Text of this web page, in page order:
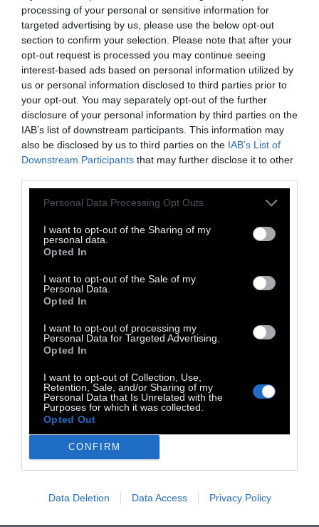
processing of your personal or sensitive information for
targeted advertising by us, please use the below opt-out
section to confirm your selection. Please note that after your
opt-out request is processed you may continue seeing
interest-based ads based on personal information utilized by
us or personal information disclosed to third parties prior to
your opt-out. You may separately opt-out of the further
disclosure of your personal information by third parties on the
IAB’s list of downstream participants. This information may
also be disclosed by us to third parties on the IAB’s List of
Downstream Participants that may further disclose it to other
Personal Data Processing Opt Outs
I want to opt-out of the Sharing of my
personal data.
Opted In
I want to opt-out of the Sale of my
Personal Data.
Opted In
I want to opt-out of processing my
Personal Data for Targeted Advertising.
Opted In
I want to opt-out of Collection, Use,
Retention, Sale, and/or Sharing of my
Personal Data that Is Unrelated with the
Purposes for which it was collected.
Opted Out
CONFIRM
Data Deletion Data Access Privacy Policy
κρατική χρηματοδότηση για το 2025),
διαπιστώθηκε ότι τα κόμματα/συνασπισμοί
που έλαβαν τακτική χρηματοδότηση για το
2025 δεν είχαν δημοσιεύσει ακόμη τους
ισολογισμούς τους (εκτός του κόμματος
ΝΙΚΗ).
Το Vouliwatch κατέθεσε στις 9 Ιουνίου
επίσημη Αναφορά-Καταγγελία προς την
αρμόδια Επιτροπή Ελέγχου της Βουλής,
ζητώντας να πράξει τα νόμιμα:
κομμάτων με τη νομοθεσία.
• Επιβολή των προβλεπόμενων κυρώσεων
από το αρμόδιο όργανο.
• Ενημέρωση για τα αποτελέσματα των
ελέγχων και την απόφαση της Επιτροπής.
Η κρατική χρηματοδότηση των κομμάτων
δηλαδή από τους πολίτες. Το ελάχιστο που
απαιτείται είναι:
• Λογοδοσία για τη χρήση των κονδυλίων.
• Διαφάνεια με τη δημοσίευση των
οικονομικών στοιχείων.
• Καμία ανοχή σε συστηματική παραβίαση
νόμων χωρίς συνέπειες